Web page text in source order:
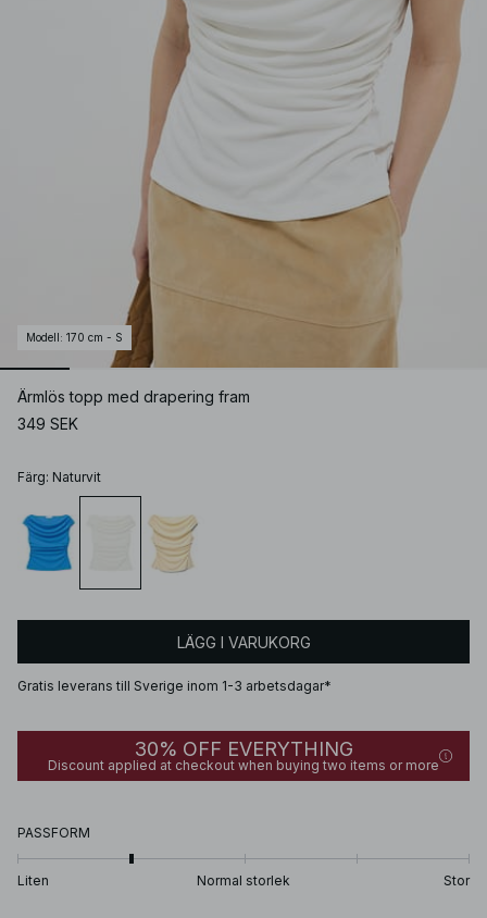
Modell : 170 cm - S
Ärmlös topp med drapering fram
349 SEK
Färg: Naturvit
LÄGG I VARUKORG
Gratis leverans till Sverige inom 1-3 arbetsdagar*
30% OFF EVERYTHING
Discount applied at checkout when buying two items or more
PASSFORM
Liten Normal storlek Stor